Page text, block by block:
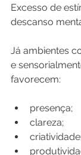
Excesso de
descanso
Já ambientes
e
favorecem:
presença;
clareza;